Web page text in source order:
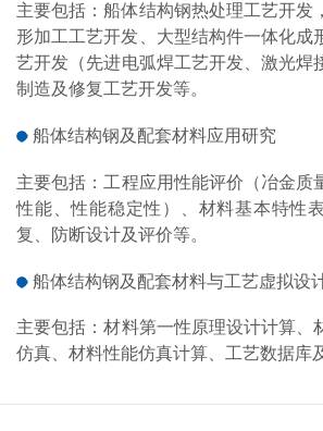
主要包括：船体结构钢热处理工艺开发
形加工工艺开发 、大型结构件一体化成
艺开发 （先进电弧焊工艺开发 、激光焊
制造及修复工艺开发等。
船体结构钢及配套材料应用研究
主要包括： 工程应用性能评价 （冶金
性能、性能稳定性）、 材料基本特性
复、防断设计及评价等。
船体结构钢及配套材料与工艺虚拟设
主要包括：材料第一性原理设计计算
仿真 、材料性能仿真计算 、工艺数据库